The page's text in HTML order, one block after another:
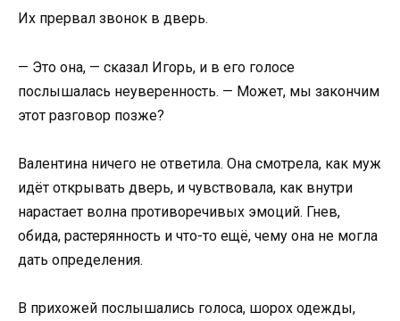
Их прервал звонок в дверь.
— Это она, — сказал Игорь, и в его голосе
послышалась неуверенность. — Может, мы закончим
этот разговор позже?
Валентина ничего не ответила. Она смотрела, как муж
идёт открывать дверь, и чувствовала, как внутри
нарастает волна противоречивых эмоций. Гнев,
обида, растерянность и что-то ещё, чему она не могла
дать определения.
В прихожей послышались голоса, шорох одежды,